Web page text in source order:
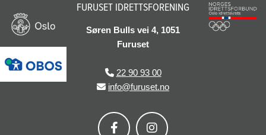
FURUSET IDRETTSFORENING
Søren Bulls vei 4, 1051
Furuset
 22 90 93 00
 info@furuset.no